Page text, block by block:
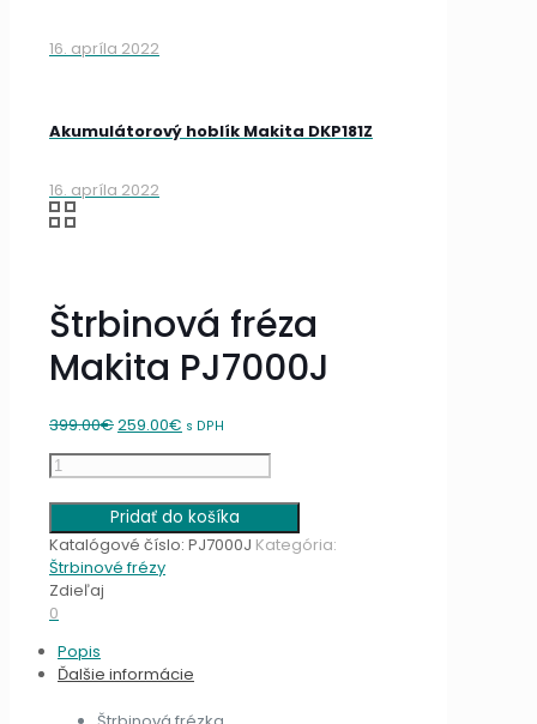
16. apríla 2022
Akumulátorový hoblík Makita DKP181Z
16. apríla 2022
Štrbinová fréza
Makita PJ7000J
399.00€Original
259.00€ Current
s DPH
množstvo
fréza
Makita
PJ7000J
Pridať do košíka
Katalógové číslo: PJ7000J Kategória:
Štrbinové frézy
Zdieľaj
0
Popis
Ďalšie informácie